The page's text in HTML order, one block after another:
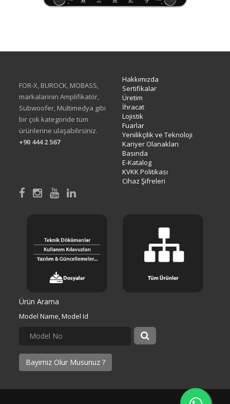
FOR-X, BUROCK, MOBASS,
markalarinin Amplifikatör,
Subwoofer, Multimedya gibi
bir çok kategoride tüm
ürünlerine ulaşabilirsiniz.
+90 444 2 567
Hakkımızda
Sertifikalar
Üretim
İhracat
Lojistik
Fuarlar
Yenilikçilik ve Teknoloji
Kariyer Olanakları
Basında
E-Katalog
KVKK Politikası
Cihaz Şifreleri
Ürün Arama
Model Name, Model Id
Bayimiz Olur Musunuz ?